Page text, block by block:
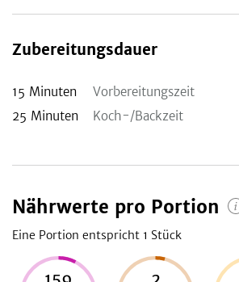
Zubereitungsdauer
15 Minuten
Vorbereitungszeit
25 Minuten Koch-/Backzeit
Nährwerte pro Portion
Eine Portion entspricht 1 Stück